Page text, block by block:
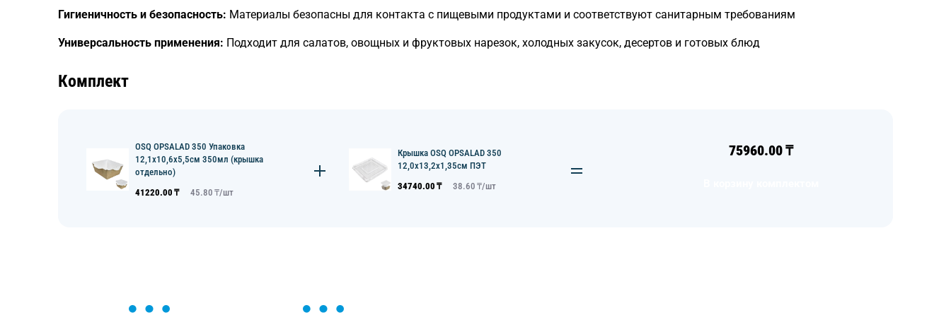
Гигиеничность и безопасность: Материалы безопасны для контакта с пищевыми продуктами и соответствуют санитарным требованиям
Универсальность применения: Подходит для салатов, овощных и фруктовых нарезок, холодных закусок, десертов и готовых блюд
Комплект
OSQ OPSALAD 350 Упаковка
12,1х10,6х5,5см 350мл (крышка
отдельно)
41220.00 ₸ 45.80 ₸/шт
Крышка OSQ OPSALAD 350
12,0х13,2х1,35см ПЭТ
34740.00 ₸ 38.60 ₸/шт
75960.00₸